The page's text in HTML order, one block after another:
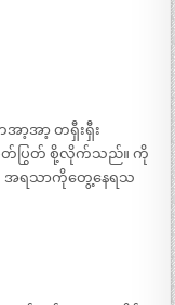
အာ့အာ့ တရှီးရှီး
ပြွတ် စို့လိုက်သည်။ ကို
း အရသာကိုတွေ့နေရသ